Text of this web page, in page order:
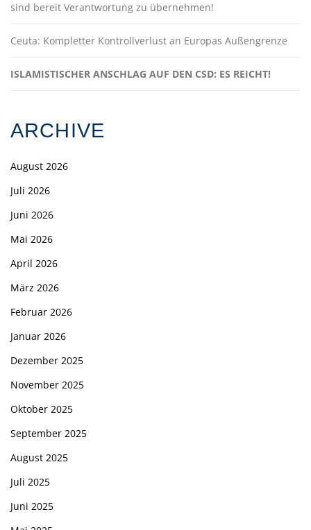
sind bereit Verantwortung zu übernehmen!
Ceuta: Kompletter Kontrollverlust an Europas Außengrenze
ISLAMISTISCHER ANSCHLAG AUF DEN CSD: ES REICHT!
ARCHIVE
August 2026
Juli 2026
Juni 2026
Mai 2026
April 2026
März 2026
Februar 2026
Januar 2026
Dezember 2025
November 2025
Oktober 2025
September 2025
August 2025
Juli 2025
Juni 2025